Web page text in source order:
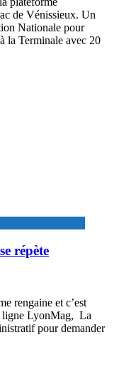
de Vénissieux. Un
Nationale pour
la Terminale avec 20
répète
rengaine et c’est
ligne LyonMag, La
pour demander